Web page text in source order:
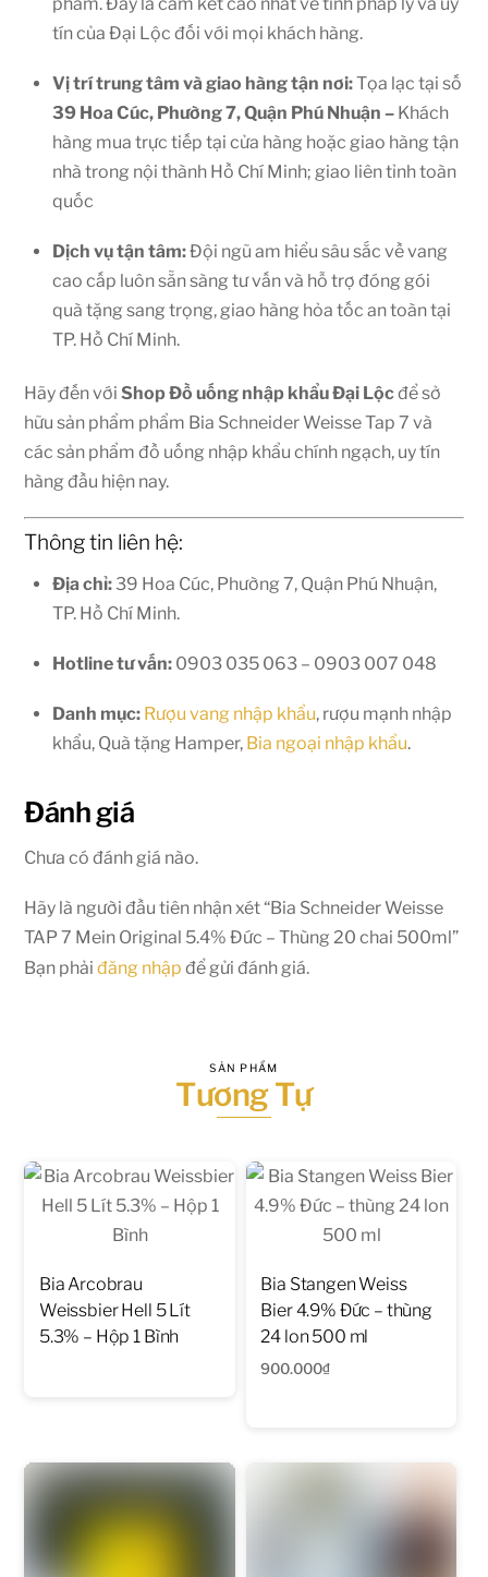
tín của Đại Lộc đối với mọi khách hàng.
Vị trí trung tâm và giao hàng tận nơi:Tọa lạc tại số
39 Hoa Cúc, Phường 7, Quận Phú Nhuận – Khách
hàng mua trực tiếp tại cửa hàng hoặc giao hàng tận
nhà trong nội thành Hồ Chí Minh; giao liên tỉnh toàn
quốc
Dịch vụ tận tâm:Đội ngũ am hiểu sâu sắc về vang
cao cấp luôn sẵn sàng tư vấn và hỗ trợ đóng gói
quà tặng sang trọng, giao hàng hỏa tốc an toàn tại
TP. Hồ Chí Minh.
Hãy đến vớiShopĐồ uống nhập khẩu Đại Lộcđể sở
hữu sản phẩm phẩm Bia Schneider Weisse Tap 7 và
các sản phẩm đồ uống nhập khẩu chính ngạch, uy tín
hàng đầu hiện nay.
Thông tin liên hệ:
Địa chỉ: 39 Hoa Cúc, Phường 7, Quận Phú Nhuận,
TP. Hồ Chí Minh.
Hotline tư vấn: 0903 035 063 – 0903 007 048
Danh mục: Rượu vang nhập khẩu, rượu mạnh nhập
khẩu, Quà tặng Hamper, Bia ngoại nhập khẩu.
Đánh giá
Chưa có đánh giá nào.
Hãy là người đầu tiên nhận xét “Bia Schneider Weisse
TAP 7 Mein Original 5.4% Đức – Thùng 20 chai 500ml”
Bạn phảiđăng nhập để gửi đánh giá.
SẢN PHẨM
Tương Tự
Bia Arcobrau
Weissbier Hell 5 Lít
5.3% – Hộp 1 Bình
Bia Stangen Weiss
Bier 4.9% Đức – thùng
24 lon 500 ml
900.000₫